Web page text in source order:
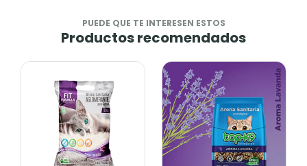
PUEDE QUE TE INTERESEN ESTOS
Productos recomendados